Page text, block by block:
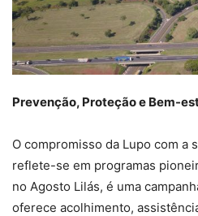
Prevenção, Proteção e Bem-
O compromisso da Lupo com a
reflete-se em programas
no Agosto Lilás, é uma
oferece acolhimento,